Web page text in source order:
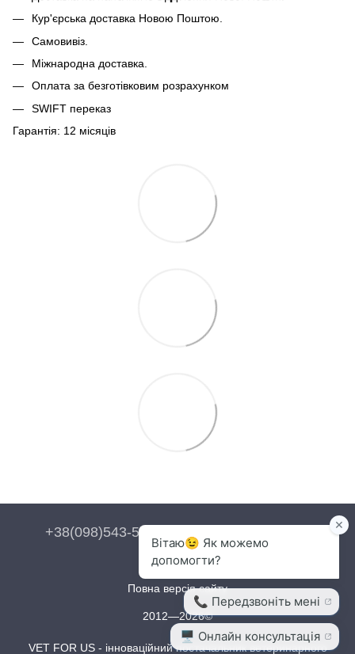
Кур'єрська доставка Новою Поштою.
Самовивіз.
Міжнародна доставка.
Оплата за безготівковим розрахунком
SWIFT переказ
Гарантія: 12 місяців
+38(098)543-54-54
Контакти
Повна версія сайту
2012—2026©
VET FOR US - інноваційний постачальник ветеринарного